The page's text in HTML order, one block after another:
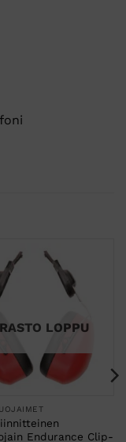
LOPPU
Endurance Clip-